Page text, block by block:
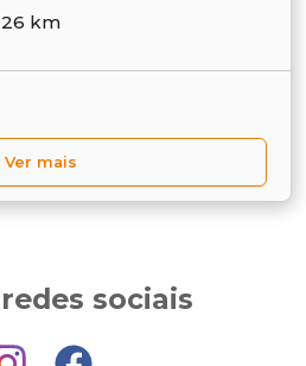
km
Ver mais
sociais